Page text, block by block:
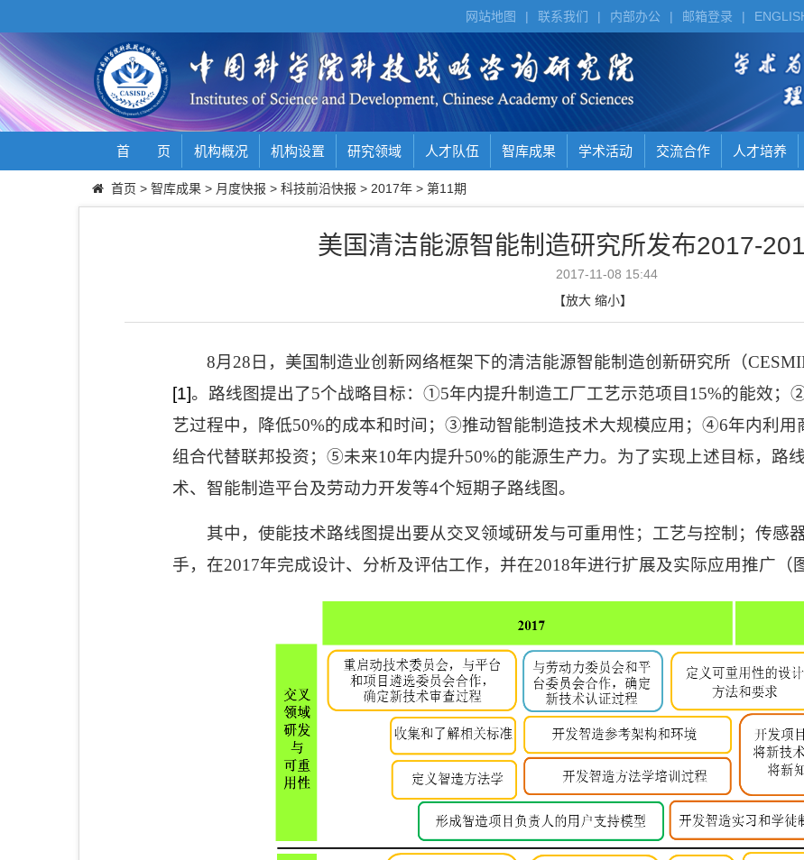
|
邮箱登录
|
内部办公
|
联系我们
|
网站地图
首 页 机构概况 机构设置 研究领域 人才队伍 智库成果 学术活动 交流合作 人才培养
首页 > 智库成果 > 月度快报 > 科技前沿快报 > 2017年 > 第11期
美国清洁能源智能制造研究所发布2017-
2017-11-08 15:44
【放大 缩小】
8月 28 日，美国制造业创新网络框架下的清洁能源智能制造创新研究所（
[1]。路线图提出了5个战略目标：①5年内提升制造工厂工艺示范项目 15%的能效；
艺过程中，降低50%的成本和时间；③推动智能制造技术大规模应用；④6年内利用
组合代替联邦投资；⑤未来10年内提升50%的能源生产力。为了实现上述目标，路
术、智能制造平台及劳动力开发等4个短期子路线图。
其中，使能技术路线图提出要从交叉领域研发与可重用性；工艺与控制；传感
手，在2017年完成设计、分析及评估工作，并在2018年进行扩展及实际应用推广（